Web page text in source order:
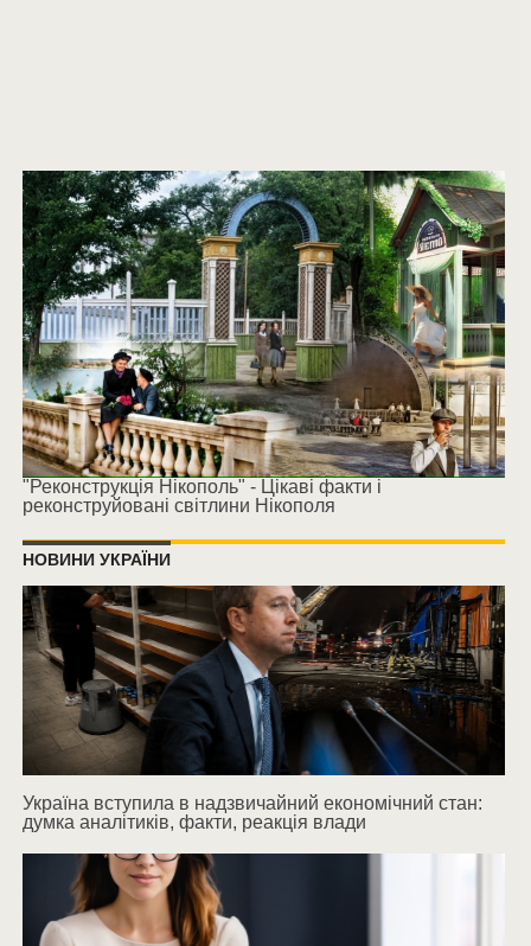
"Реконструкція Нікополь" - Цікаві факти і
реконструйовані світлини Нікополя
НОВИНИ УКРАЇНИ
Україна вступила в надзвичайний економічний стан:
думка аналітиків, факти, реакція влади